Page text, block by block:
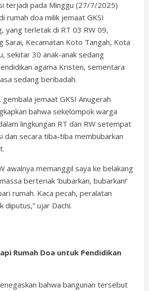
terjadi pada Minggu (27/7/2025)
rumah doa milik jemaat GKSI
yang terletak di RT 03 RW 09,
Sarai, Kecamatan Koto Tangah, Kota
sekitar 30 anak-anak sedang
agama Kristen, sementara
sedang beribadah.
gembala jemaat GKSI Anugerah
bahwa sekelompok warga
lingkungan RT dan RW setempat
dan secara tiba-tiba membubarkan
awalnya memanggil saya ke belakang
berteriak ‘bubarkan, bubarkan!’
rumah. Kaca pecah, peralatan
diputus,” ujar Dachi.
Rumah Doa untuk Pendidikan
bahwa bangunan tersebut